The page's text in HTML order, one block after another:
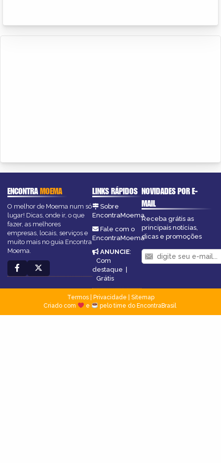
ENCONTRAMOEMA
O melhor de Moema num só
lugar! Dicas, onde ir, o que
fazer, as melhores
empresas, locais, serviços e
muito mais no guia Encontra
Moema.
LINKS RÁPIDOS
Sobre
EncontraMoema
Fale com o
EncontraMoema
ANUNCIE:
Com
destaque |
Grátis
NOVIDADES POR E-
MAIL
Receba grátis as
principais notícias,
dicas e promoções
Termos| Privacidade
Sitemap
Criado com
e pelo time do EncontraBrasil